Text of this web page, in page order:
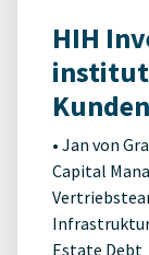
HIH
• Jan von
Capital
Estate Debt